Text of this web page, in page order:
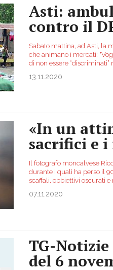
Asti:
contro il
Sabato mattina, ad Asti, la
che animano i mercati:
di non essere “discriminati”
13.11.2020
«In un
sacrifici e i
Il fotografo moncalvese
durante i quali ha perso il
scaffali, obbiettivi oscurati e
07.11.2020
TG-
del 6